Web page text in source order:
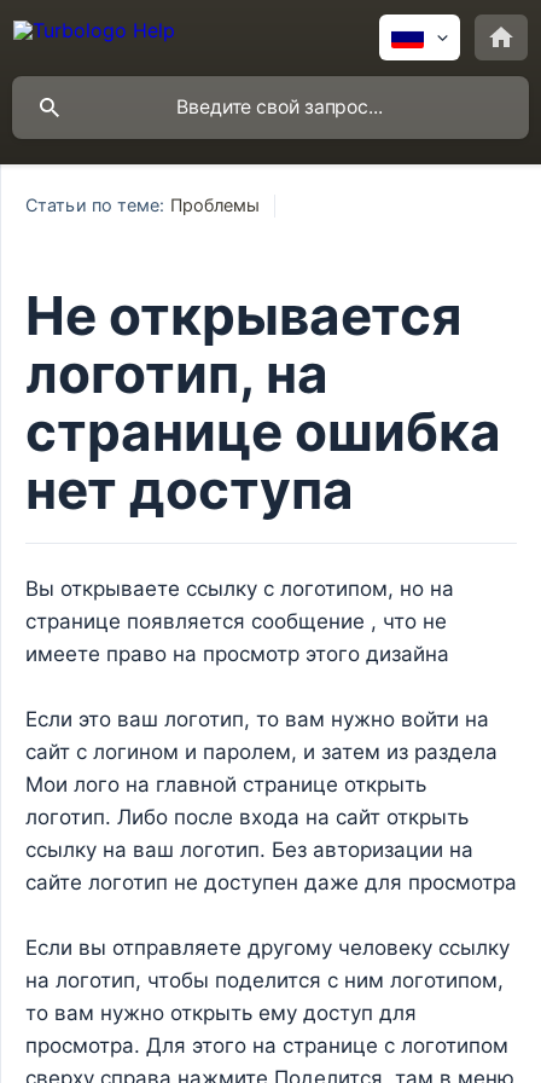
Статьи по теме: Проблемы
Не открывается
логотип, на
странице ошибка
нет доступа
Вы открываете ссылку с логотипом, но на
странице появляется сообщение , что не
имеете право на просмотр этого дизайна
Если это ваш логотип, то вам нужно войти на
сайт с логином и паролем, и затем из раздела
Мои лого на главной странице открыть
логотип. Либо после входа на сайт открыть
ссылку на ваш логотип. Без авторизации на
сайте логотип не доступен даже для просмотра
Если вы отправляете другому человеку ссылку
на логотип, чтобы поделится с ним логотипом,
то вам нужно открыть ему доступ для
просмотра. Для этого на странице с логотипом
сверху справа нажмите Поделится, там в меню